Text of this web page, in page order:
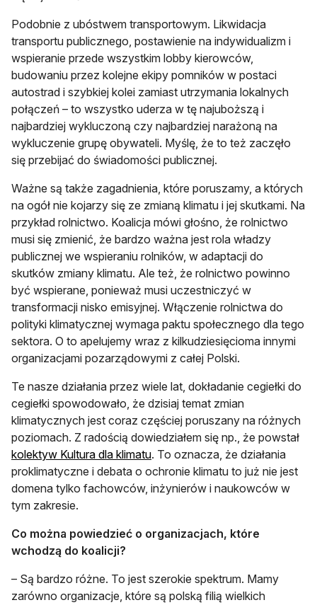
Podobnie z ubóstwem transportowym. Likwidacja
transportu publicznego, postawienie na indywidualizm i
wspieranie przede wszystkim lobby kierowców,
budowaniu przez kolejne ekipy pomników w postaci
autostrad i szybkiej kolei zamiast utrzymania lokalnych
połączeń – to wszystko uderza w tę najuboższą i
najbardziej wykluczoną czy najbardziej narażoną na
wykluczenie grupę obywateli. Myślę, że to też zaczęło
się przebijać do świadomości publicznej.
Ważne są także zagadnienia, które poruszamy, a których
na ogół nie kojarzy się ze zmianą klimatu i jej skutkami. Na
przykład rolnictwo. Koalicja mówi głośno, że rolnictwo
musi się zmienić, że bardzo ważna jest rola władzy
publicznej we wspieraniu rolników, w adaptacji do
skutków zmiany klimatu. Ale też, że rolnictwo powinno
być wspierane, ponieważ musi uczestniczyć w
transformacji nisko emisyjnej. Włączenie rolnictwa do
polityki klimatycznej wymaga paktu społecznego dla tego
sektora. O to apelujemy wraz z kilkudziesięcioma innymi
organizacjami pozarządowymi z całej Polski.
Te nasze działania przez wiele lat, dokładanie cegiełki do
cegiełki spowodowało, że dzisiaj temat zmian
klimatycznych jest coraz częściej poruszany na różnych
poziomach. Z radością dowiedziałem się np., że powstał
kolektyw Kultura dla klimatu. To oznacza, że działania
proklimatyczne i debata o ochronie klimatu to już nie jest
domena tylko fachowców, inżynierów i naukowców w
tym zakresie.
Co można powiedzieć o organizacjach, które
wchodzą do koalicji?
– Są bardzo różne. To jest szerokie spektrum. Mamy
zarówno organizacje, które są polską filią wielkich